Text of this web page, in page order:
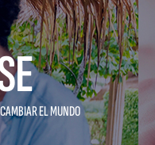
EL MUNDO